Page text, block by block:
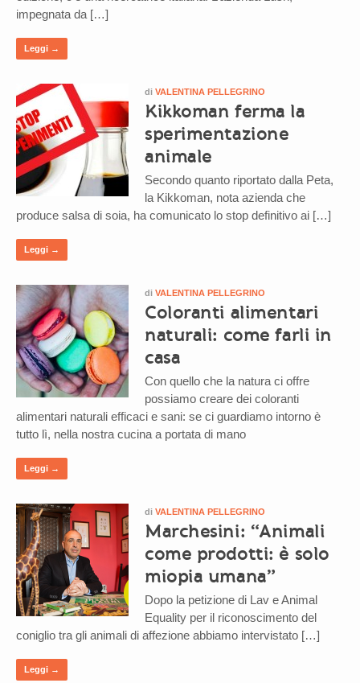
impegnata da […]
Leggi →
di VALENTINA PELLEGRINO
Kikkoman ferma la
sperimentazione
animale
Secondo quanto riportato dalla Peta,
la Kikkoman, nota azienda che
produce salsa di soia, ha comunicato lo stop definitivo ai […]
Leggi →
di VALENTINA PELLEGRINO
Coloranti alimentari
naturali: come farli in
casa
Con quello che la natura ci offre
possiamo creare dei coloranti
alimentari naturali efficaci e sani: se ci guardiamo intorno è
tutto lì, nella nostra cucina a portata di mano
Leggi →
di VALENTINA PELLEGRINO
Marchesini: “Animali
come prodotti: è solo
miopia umana”
Dopo la petizione di Lav e Animal
Equality per il riconoscimento del
coniglio tra gli animali di affezione abbiamo intervistato […]
Leggi →